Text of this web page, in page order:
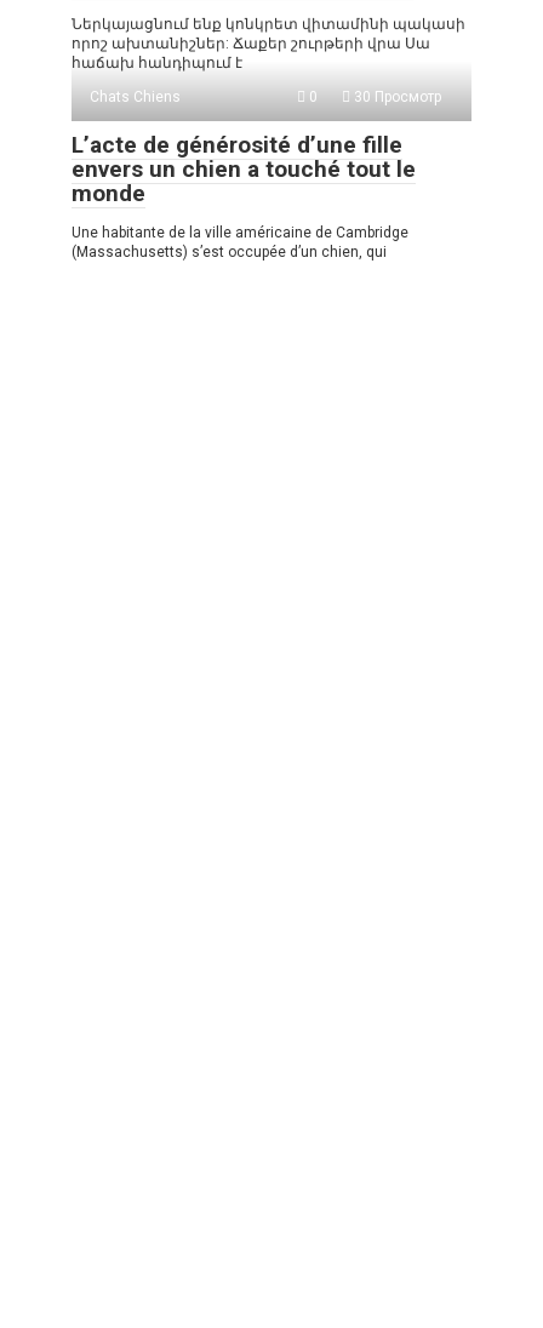
Ներկայացնում ենք կոնկրետ վիտամինի պակասի
որոշ ախտանիշներ: Ճաքեր շուրթերի վրա Սա
հաճախ հանդիպում է
Chats Chiens
0 30 Просмотр
L’acte de générosité d’une fille
envers un chien a touché tout le
monde
Une habitante de la ville américaine de Cambridge
(Massachusetts) s’est occupée d’un chien, qui